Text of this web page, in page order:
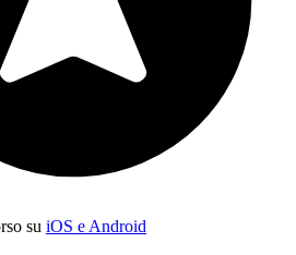
su iOS e Android